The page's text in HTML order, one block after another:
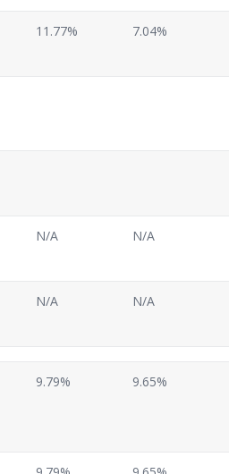
11.77% 7.04%
N/A N/A
N/A N/A
9.79% 9.65%